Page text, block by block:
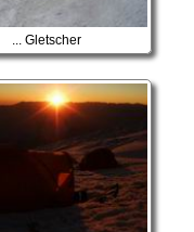
... Gletscher